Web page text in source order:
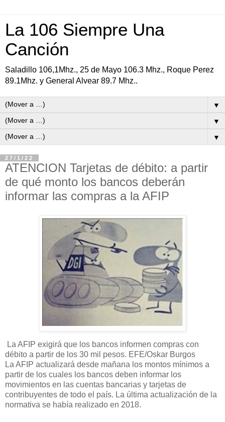
La 106 Siempre Una
Canción
Saladillo 106,1Mhz., 25 de Mayo 106.3 Mhz., Roque Perez
89.1Mhz. y General Alvear 89.7 Mhz..
▼
▼
▼
27/1/22
ATENCION Tarjetas de débito: a partir
de qué monto los bancos deberán
informar las compras a la AFIP
La AFIP exigirá que los bancos informen compras con
débito a partir de los 30 mil pesos. EFE/Oskar Burgos
La AFIP actualizará desde mañana los montos mínimos a
partir de los cuales los bancos deben informar los
movimientos en las cuentas bancarias y tarjetas de
contribuyentes de todo el país. La última actualización de la
normativa se había realizado en 2018.